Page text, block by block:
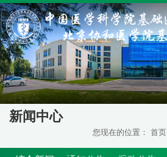
新闻中心
您现在的位置： 首页